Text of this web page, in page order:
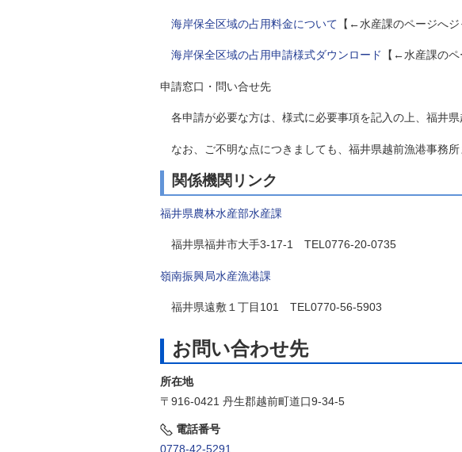
海岸保全区域の占用料金について 【←水産課のページへジ
海岸保全区域の占用申請様式ダウンロード 【←水産課のペ
申請窓口・問い合せ先
各申請が必要な方は、様式に必要事項を記入の上、福井県
なお、ご不明な点につきましても、福井県越前漁港事務所
関係機関リンク
福井県農林水産部水産課
福井県福井市大手3-17-1 TEL0776-20-0735
嶺南振興局水産漁港課
福井県遠敷１丁目101 TEL0770-56-5903
お問い合わせ先
所在地
〒916-0421 丹生郡越前町道口9-34-5
電話番号
0778-42-5291